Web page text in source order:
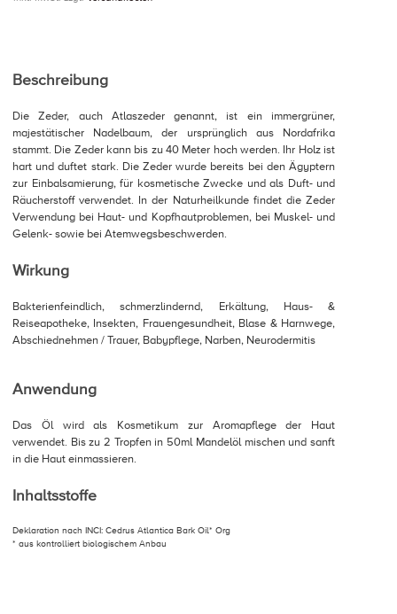
Beschreibung
Die Zeder, auch Atlaszeder genannt, ist ein immergrüner,
majestätischer Nadelbaum, der ursprünglich aus Nordafrika
stammt. Die Zeder kann bis zu 40 Meter hoch werden. Ihr Holz ist
hart und duftet stark. Die Zeder wurde bereits bei den Ägyptern
zur Einbalsamierung, für kosmetische Zwecke und als Duft- und
Räucherstoff verwendet. In der Naturheilkunde findet die Zeder
Verwendung bei Haut- und Kopfhautproblemen, bei Muskel- und
Gelenk- sowie bei Atemwegsbeschwerden.
Wirkung
Bakterienfeindlich, schmerzlindernd, Erkältung, Haus- &
Reiseapotheke, Insekten, Frauengesundheit, Blase & Harnwege,
Abschiednehmen / Trauer, Babypflege, Narben, Neurodermitis
Anwendung
Das Öl wird als Kosmetikum zur Aromapflege der Haut
verwendet. Bis zu 2 Tropfen in 50ml Mandelöl mischen und sanft
in die Haut einmassieren.
Inhaltsstoffe
Deklaration nach INCI: Cedrus Atlantica Bark Oil* Org
* aus kontrolliert biologischem Anbau